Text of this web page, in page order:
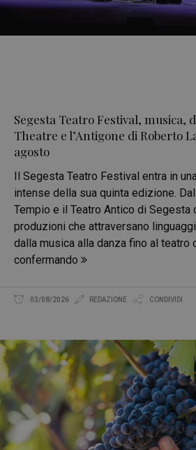
Segesta Teatro Festival, musica,
Theatre e l’Antigone di Roberto
agosto
Il Segesta Teatro Festival entra in
intense della sua quinta edizione.
Tempio e il Teatro Antico di Segesta
produzioni che attraversano
dalla musica alla danza fino al teatro
confermando
03/08/2026 REDAZIONE CONDIVIDI